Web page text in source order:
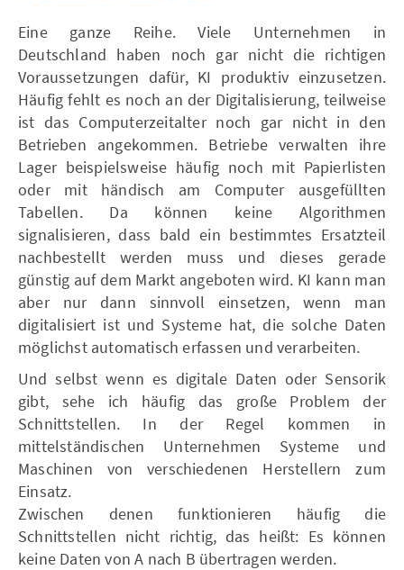
Eine ganze Reihe. Viele Unternehmen in
Deutschland haben noch gar nicht die richtigen
Voraussetzungen dafür, KI produktiv einzusetzen.
Häufig fehlt es noch an der Digitalisierung, teilweise
ist das Computerzeitalter noch gar nicht in den
Betrieben angekommen. Betriebe verwalten ihre
Lager beispielsweise häufig noch mit Papierlisten
oder mit händisch am Computer ausgefüllten
Tabellen. Da können keine Algorithmen
signalisieren, dass bald ein bestimmtes Ersatzteil
nachbestellt werden muss und dieses gerade
günstig auf dem Markt angeboten wird. KI kann man
aber nur dann sinnvoll einsetzen, wenn man
digitalisiert ist und Systeme hat, die solche Daten
möglichst automatisch erfassen und verarbeiten.
Und selbst wenn es digitale Daten oder Sensorik
gibt, sehe ich häufig das große Problem der
Schnittstellen. In der Regel kommen in
mittelständischen Unternehmen Systeme und
Maschinen von verschiedenen Herstellern zum
Einsatz.
Zwischen denen funktionieren häufig die
Schnittstellen nicht richtig, das heißt: Es können
keine Daten von A nach B übertragen werden.